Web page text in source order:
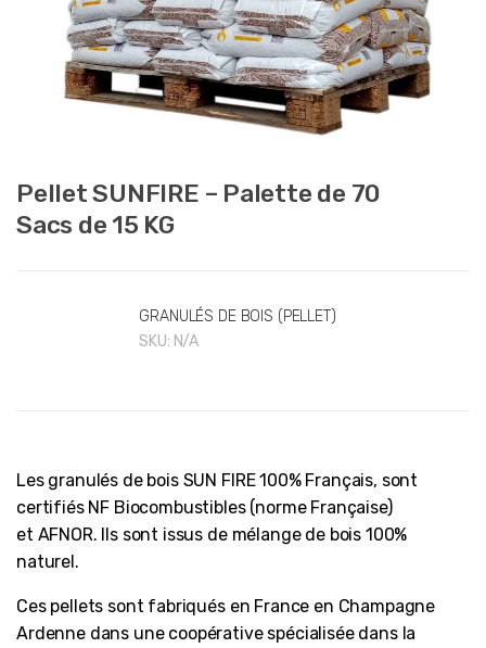
Pellet SUNFIRE – Palette de 70
Sacs de 15 KG
GRANULÉS DE BOIS (PELLET)
SKU: N/A
Les granulés de bois SUN FIRE 100% Français, sont
certifiés NF Biocombustibles (norme Française)
et AFNOR. Ils sont issus de mélange de bois 100%
naturel.
Ces pellets sont fabriqués en France en Champagne
Ardenne dans une coopérative spécialisée dans la